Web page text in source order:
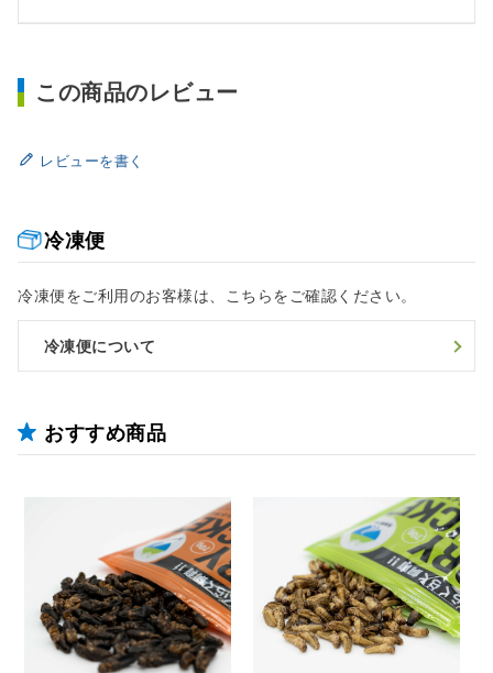
冷凍便
冷凍便をご利用のお客様は、こちらをご確認ください。
冷凍便について
おすすめ商品
この商品のレビュー
レビューを書く